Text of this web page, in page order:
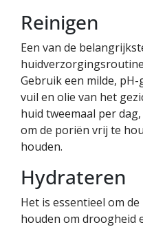
Reinigen
Een van de
Gebruik een milde,
vuil en olie van het
huid tweemaal per
om de poriën vrij te
houden.
Hydrateren
Het is essentieel om
houden om droogheid